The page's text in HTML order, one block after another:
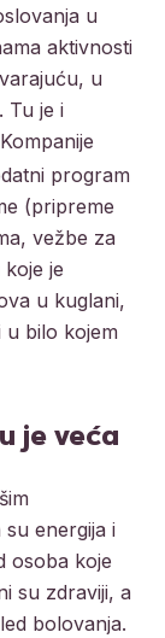
u
aktivnosti
u
Tu je i
program
(pripreme
vežbe za
je
u kuglani,
u bilo kojem
je veća
energija i
osoba koje
su zdraviji, a
bolovanja.